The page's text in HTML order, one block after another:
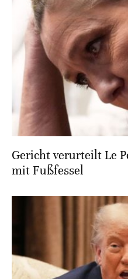
Gericht verurteilt Le
mit Fußfessel